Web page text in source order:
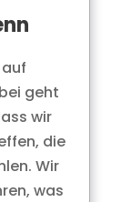
auf
geht
wir
die
Wir
was